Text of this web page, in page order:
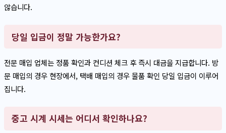
않습니다.
당일 입금이 정말 가능한가요?
전문 매입 업체는 정품 확인과 컨디션 체크 후 즉시 대금을 지급합니다. 방
문 매입의 경우 현장에서, 택배 매입의 경우 물품 확인 당일 입금이 이루어
집니다.
중고 시계 시세는 어디서 확인하나요?